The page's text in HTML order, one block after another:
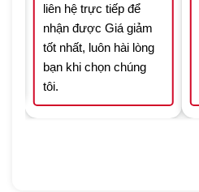
liên hệ trực tiếp để
nhận được Giá giảm
tốt nhất, luôn hài lòng
bạn khi chọn chúng
tôi.